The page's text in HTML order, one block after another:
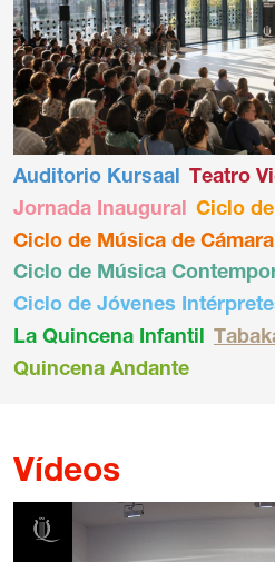
Auditorio Kursaal Teatro
Jornada Inaugural Ciclo
Ciclo de Música de Cámara
Ciclo de Música
Ciclo de Jóvenes
La Quincena Infantil
Quincena Andante
Vídeos